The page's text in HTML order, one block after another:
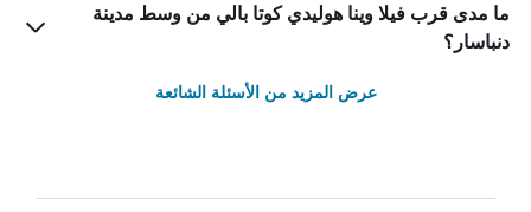
ما مدى قرب فيلا وينا هوليدي كوتا بالي من وسط مدينة
دنباسار؟
عرض المزيد من الأسئلة الشائعة